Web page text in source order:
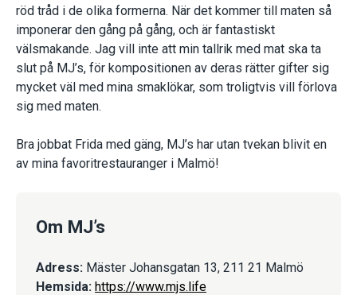
röd tråd i de olika formerna. När det kommer till maten så
imponerar den gång på gång, och är fantastiskt
välsmakande. Jag vill inte att min tallrik med mat ska ta
slut på MJ’s, för kompositionen av deras rätter gifter sig
mycket väl med mina smaklökar, som troligtvis vill förlova
sig med maten.
Bra jobbat Frida med gäng, MJ’s har utan tvekan blivit en
av mina favoritrestauranger i Malmö!
Om MJ’s
Adress: Mäster Johansgatan 13, 211 21 Malmö
Hemsida: https://www.mjs.life